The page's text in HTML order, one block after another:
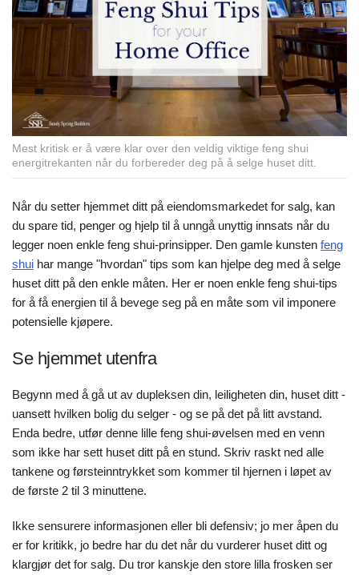
Mest kritisk er å være klar over den veldig viktige feng shui
energitrekanten når du forbereder deg på å selge huset ditt.
Når du setter hjemmet ditt på eiendomsmarkedet for salg, kan
du spare tid, penger og hjelp til å unngå unyttig innsats når du
legger noen enkle feng shui-prinsipper. Den gamle kunsten feng
shui har mange "hvordan" tips som kan hjelpe deg med å selge
huset ditt på den enkle måten. Her er noen enkle feng shui-tips
for å få energien til å bevege seg på en måte som vil imponere
potensielle kjøpere.
Se hjemmet utenfra
Begynn med å gå ut av dupleksen din, leiligheten din, huset ditt -
uansett hvilken bolig du selger - og se på det på litt avstand.
Enda bedre, utfør denne lille feng shui-øvelsen med en venn
som ikke har sett huset ditt på en stund. Skriv raskt ned alle
tankene og førsteinntrykket som kommer til hjernen i løpet av
de første 2 til 3 minuttene.
Ikke sensurere informasjonen eller bli defensiv; jo mer åpen du
er for kritikk, jo bedre har du det når du vurderer huset ditt og
klargjør det for salg. Du tror kanskje den store lilla frosken ser